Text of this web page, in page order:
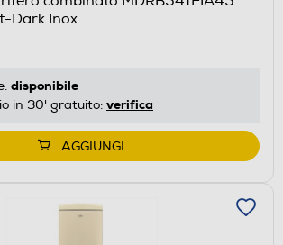
Dark Inox
disponibile
in 30' gratuito: verifica
AGGIUNGI